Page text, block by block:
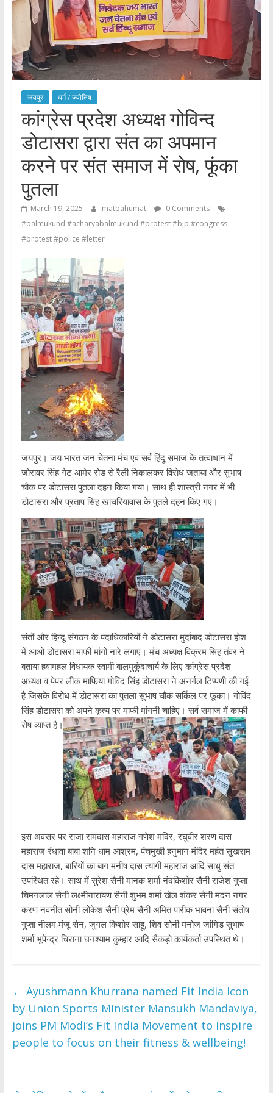
जयपुर धर्म / ज्योतिष
कांग्रेस प्रदेश अध्यक्ष गोविन्द
डोटासरा द्वारा संत का अपमान
करने पर संत समाज में रोष, फूंका
पुतला
March 19, 2025 matbahumat
0 Comments
#balmukund #acharyabalmukund #protest #bjp #congress
#protest #police #letter
जयपुर। जय भारत जन चेतना मंच एवं सर्व हिंदू समाज के तत्वाधान में
जोरावर सिंह गेट आमेर रोड से रैली निकालकर विरोध जताया और सुभाष
चौक पर डोटासरा पुतला दहन किया गया। साथ ही शास्त्री नगर में भी
डोटासरा और प्रताप सिंह खाचरियावास के पुतले दहन किए गए।
संतों और हिन्दू संगठन के पदाधिकारियों ने डोटासरा मुर्दाबाद डोटासरा होश
में आओ डोटासरा माफी मांगो नारे लगाए। मंच अध्यक्ष विक्रम सिंह तंवर ने
बताया हवामहल विधायक स्वामी बालमुकुंदाचार्य के लिए कांग्रेस प्रदेश
अध्यक्ष व पेपर लीक माफिया गोविंद सिंह डोटासरा ने अनर्गल टिप्पणी की गई
है जिसके विरोध में डोटासरा का पुतला सुभाष चौक सर्किल पर फूंका। गोविंद
सिंह डोटासरा को अपने कृत्य पर माफी मांगनी चाहिए। सर्व समाज में काफी
रोष व्याप्त है।
इस अवसर पर राजा रामदास महाराज गणेश मंदिर, रघुवीर शरण दास
महाराज रंधावा बाबा शनि धाम आश्रम, पंचमुखी हनुमान मंदिर महंत सुखराम
दास महाराज, बारियों का बाग मनीष दास त्यागी महाराज आदि साधु संत
उपस्थित रहे। साथ में सुरेश सैनी मानक शर्मा नंदकिशोर सैनी राजेश गुप्ता
चिमनलाल सैनी लक्ष्मीनारायण सैनी शुभम शर्मा खेल शंकर सैनी मदन नगर
करण नवनीत सोनी लोकेश सैनी प्रेम सैनी अमित पारीक भावना सैनी संतोष
गुप्ता नीलम मंजू सेन, जुगल किशोर साहू, शिव सोनी मनोज जांगिड सुभाष
शर्मा भूपेन्द्र चिराना घनश्याम कुम्हार आदि सैकड़ो कार्यकर्ता उपस्थित थे।
← Ayushmann Khurrana named Fit India Icon
by Union Sports Minister Mansukh Mandaviya,
joins PM Modi’s Fit India Movement to inspire
people to focus on their fitness & wellbeing!